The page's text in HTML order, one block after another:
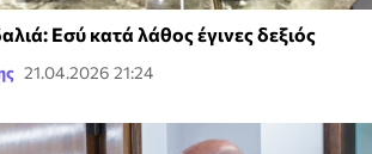
Εσύ κατά λάθος έγινες δεξιός
21.04.2026 21:24